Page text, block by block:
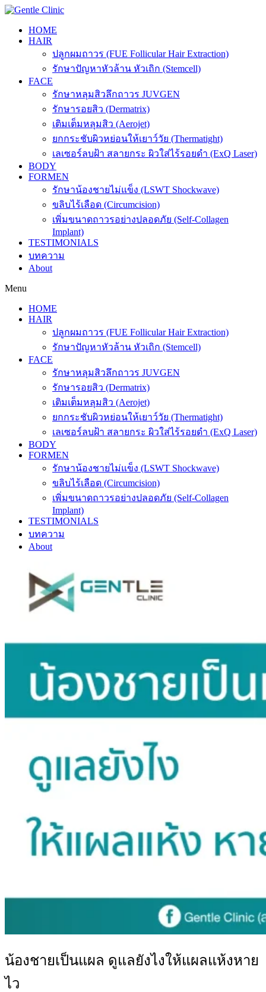
Skip
contentHOME
HAIR
ปลูกผมถาวร (FUE Follicular Hair Extraction)
รักษาปัญหาหัวล้าน หัวเถิก (Stemcell)
FACE
รักษาหลุมสิวลึกถาวร JUVGEN
รักษารอยสิว (Dermatrix)
เติมเต็มหลุมสิว (Aerojet)
ยกกระชับผิวหย่อนให้เยาว์วัย (Thermatight)
เลเซอร์ลบฝ้า สลายกระ ผิวใส่ไร้รอยดำ (ExQ Laser)
BODY
FORMEN
รักษาน้องชายไม่แข็ง (LSWT Shockwave)
ขลิบไร้เลือด (Circumcision)
เพิ่มขนาดถาวรอย่างปลอดภัย (Self-Collagen
Implant)
TESTIMONIALS
บทความ
About
Menu
HOME
HAIR
ปลูกผมถาวร (FUE Follicular Hair Extraction)
รักษาปัญหาหัวล้าน หัวเถิก (Stemcell)
FACE
รักษาหลุมสิวลึกถาวร JUVGEN
รักษารอยสิว (Dermatrix)
เติมเต็มหลุมสิว (Aerojet)
ยกกระชับผิวหย่อนให้เยาว์วัย (Thermatight)
เลเซอร์ลบฝ้า สลายกระ ผิวใส่ไร้รอยดำ (ExQ Laser)
BODY
FORMEN
รักษาน้องชายไม่แข็ง (LSWT Shockwave)
ขลิบไร้เลือด (Circumcision)
เพิ่มขนาดถาวรอย่างปลอดภัย (Self-Collagen
Implant)
TESTIMONIALS
บทความ
About
น้องชายเป็นแผล ดูแลยังไงให้แผลแห้งหาย
ไว